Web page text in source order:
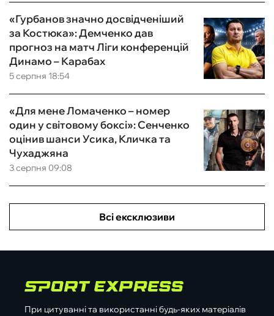
5 серпня 18:54
«Гурбанов значно досвідченіший
за Костюка»: Демченко дав
прогноз на матч Ліги конференцій
Динамо – Карабах
3 серпня 09:08
«Для мене Ломаченко – номер
один у світовому боксі»: Сенченко
оцінив шанси Усика, Кличка та
Чухаджяна
Всі ексклюзиви
При цитуванні та використанні будь-яких матеріалів